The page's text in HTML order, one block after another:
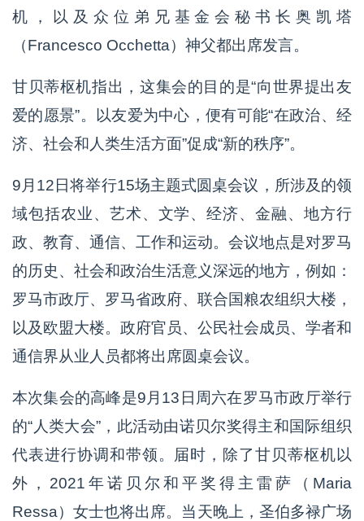
机，以及众位弟兄基金会秘书长奥凯塔
（Francesco Occhetta）神父都出席发言。
甘贝蒂枢机指出，这集会的目的是“向世界提出友
爱的愿景”。以友爱为中心，便有可能“在政治、经
济、社会和人类生活方面”促成“新的秩序”。
9月12日将举行15场主题式圆桌会议，所涉及的领
域包括农业、艺术、文学、经济、金融、地方行
政、教育、通信、工作和运动。会议地点是对罗马
的历史、社会和政治生活意义深远的地方，例如：
罗马市政厅、罗马省政府、联合国粮农组织大楼，
以及欧盟大楼。政府官员、公民社会成员、学者和
通信界从业人员都将出席圆桌会议。
本次集会的高峰是9月13日周六在罗马市政厅举行
的“人类大会”，此活动由诺贝尔奖得主和国际组织
代表进行协调和带领。届时，除了甘贝蒂枢机以
外，2021年诺贝尔和平奖得主雷萨（Maria
Ressa）女士也将出席。当天晚上，圣伯多禄广场